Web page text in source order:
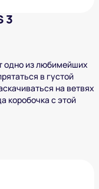
3
одно из любимейших
в густой
на ветвях
коробочка с этой